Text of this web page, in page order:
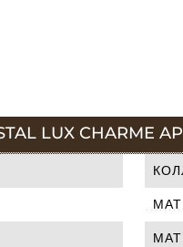
LUX CHARME